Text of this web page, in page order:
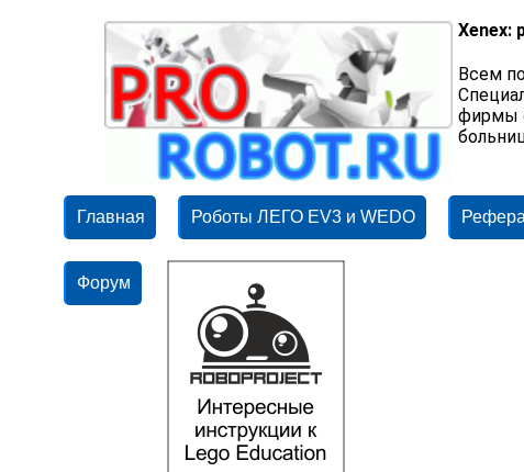
Xenex:
Всем
фирмы
Главная Роботы ЛЕГО EV3 и WEDO
Форум